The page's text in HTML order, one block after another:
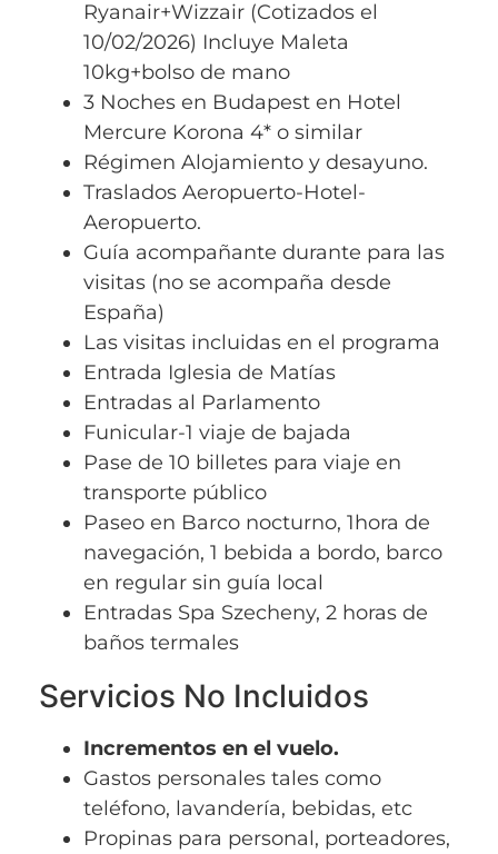
Ryanair+Wizzair (Cotizados el
10/02/2026) Incluye Maleta
10kg+bolso de mano
3 Noches en Budapest en Hotel
Mercure Korona 4* o similar
Régimen Alojamiento y desayuno.
Traslados Aeropuerto-Hotel-
Aeropuerto.
Guía acompañante durante para las
visitas (no se acompaña desde
España)
Las visitas incluidas en el programa
Entrada Iglesia de Matías
Entradas al Parlamento
Funicular-1 viaje de bajada
Pase de 10 billetes para viaje en
transporte público
Paseo en Barco nocturno, 1hora de
navegación, 1 bebida a bordo, barco
en regular sin guía local
Entradas Spa Szecheny, 2 horas de
baños termales
Servicios No Incluidos
Incrementos en el vuelo.
Gastos personales tales como
teléfono, lavandería, bebidas, etc
Propinas para personal, porteadores,